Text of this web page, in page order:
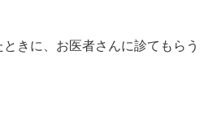
きに、お医者さんに診てもらう